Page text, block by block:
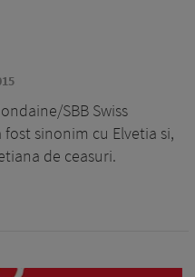
SBB Swiss
fost sinonim cu Elvetia si,
de ceasuri.